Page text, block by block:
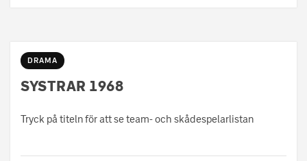
DRAMA
SYSTRAR 1968
Tryck på titeln för att se team- och skådespelarlistan